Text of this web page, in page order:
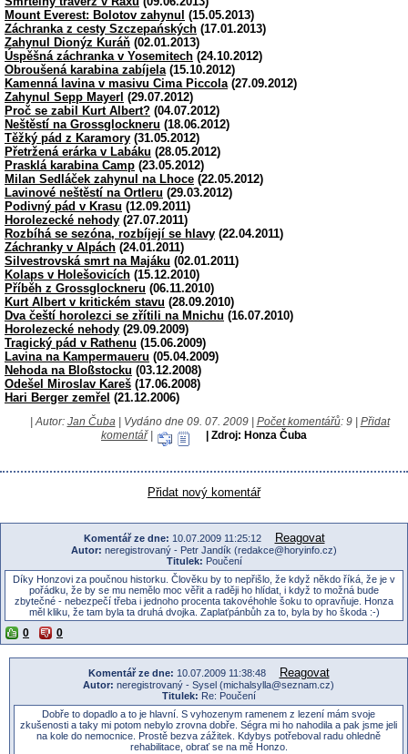
Mount Everest: Bolotov zahynul (15.05.2013)
Záchranka z cesty Szczepańských (17.01.2013)
Zahynul Dionýz Kuráň (02.01.2013)
Úspěšná záchranka v Yosemitech (24.10.2012)
Obroušená karabina zabíjela(15.10.2012)
Kamenná lavina v masivu Cima Piccola(27.09.2012)
Zahynul Sepp Mayerl (29.07.2012)
Proč se zabil Kurt Albert? (04.07.2012)
Neštěstí na Grossglockneru (18.06.2012)
Těžký pád z Karamory (31.05.2012)
Přetržená erárka v Labáku (28.05.2012)
Prasklá karabina Camp (23.05.2012)
Milan Sedláček zahynul na Lhoce (22.05.2012)
Lavinové neštěstí na Ortleru (29.03.2012)
Podivný pád v Krasu (12.09.2011)
Horolezecké nehody (27.07.2011)
Rozbíhá se sezóna, rozbíjejí se hlavy (22.04.2011)
Záchranky v Alpách (24.01.2011)
Silvestrovská smrt na Majáku (02.01.2011)
Kolaps v Holešovicích (15.12.2010)
Příběh z Grossglockneru (06.11.2010)
Kurt Albert v kritickém stavu (28.09.2010)
Dva čeští horolezci se zřítili na Mnichu (16.07.2010)
Horolezecké nehody (29.09.2009)
Tragický pád v Rathenu (15.06.2009)
Lavina na Kampermaueru (05.04.2009)
Nehoda na Bloßstocku (03.12.2008)
Odešel Miroslav Kareš (17.06.2008)
Hari Berger zemřel (21.12.2006)
| Autor: Jan Čuba| Vydáno dne 09. 07. 2009 | Počet komentářů: 9 | Přidat
komentář| | Zdroj: Honza Čuba
Přidat nový komentář
Komentář ze dne: 10.07.2009 11:25:12 Reagovat
Autor: neregistrovaný - Petr Jandík (redakce@horyinfo.cz)
Titulek: Poučení
Díky Honzovi za poučnou historku. Člověku by to nepřišlo, že když někdo říká, že je v
pořádku, že by se mu nemělo moc věřit a raději ho hlídat, i když to možná bude
zbytečné - nebezpečí třeba i jednoho procenta takovéhohle šoku to opravňuje. Honza
měl kliku, že tam byla ta druhá dvojka. Zaplaťpánbůh za to, byla by ho škoda :-)
0 0
Komentář ze dne: 10.07.2009 11:38:48 Reagovat
Autor: neregistrovaný - Sysel (michalsylla@seznam.cz)
Titulek: Re: Poučení
Dobře to dopadlo a to je hlavní. S vyhozenym ramenem z lezení mám svoje
zkušenosti a taky mi potom nebylo zrovna dobře. Ségra mi ho nahodila a pak jsme jeli
na kole do nemocnice. Prostě bezva zážitek. Kdybys potřeboval radu ohledně
rehabilitace, obrať se na mě Honzo.